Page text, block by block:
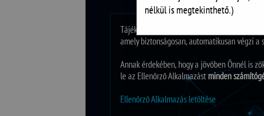
nélkül is megtekinthető.)
Tájékoztatjuk tisztelt Partnereinket, hogy a
amely biztonságosan, automatikusan végzi a
Annak érdekében, hogy a jövőben Önnél is
le az Ellenőrző Alkalmazástminden
Ellenőrző Alkalmazás letöltése